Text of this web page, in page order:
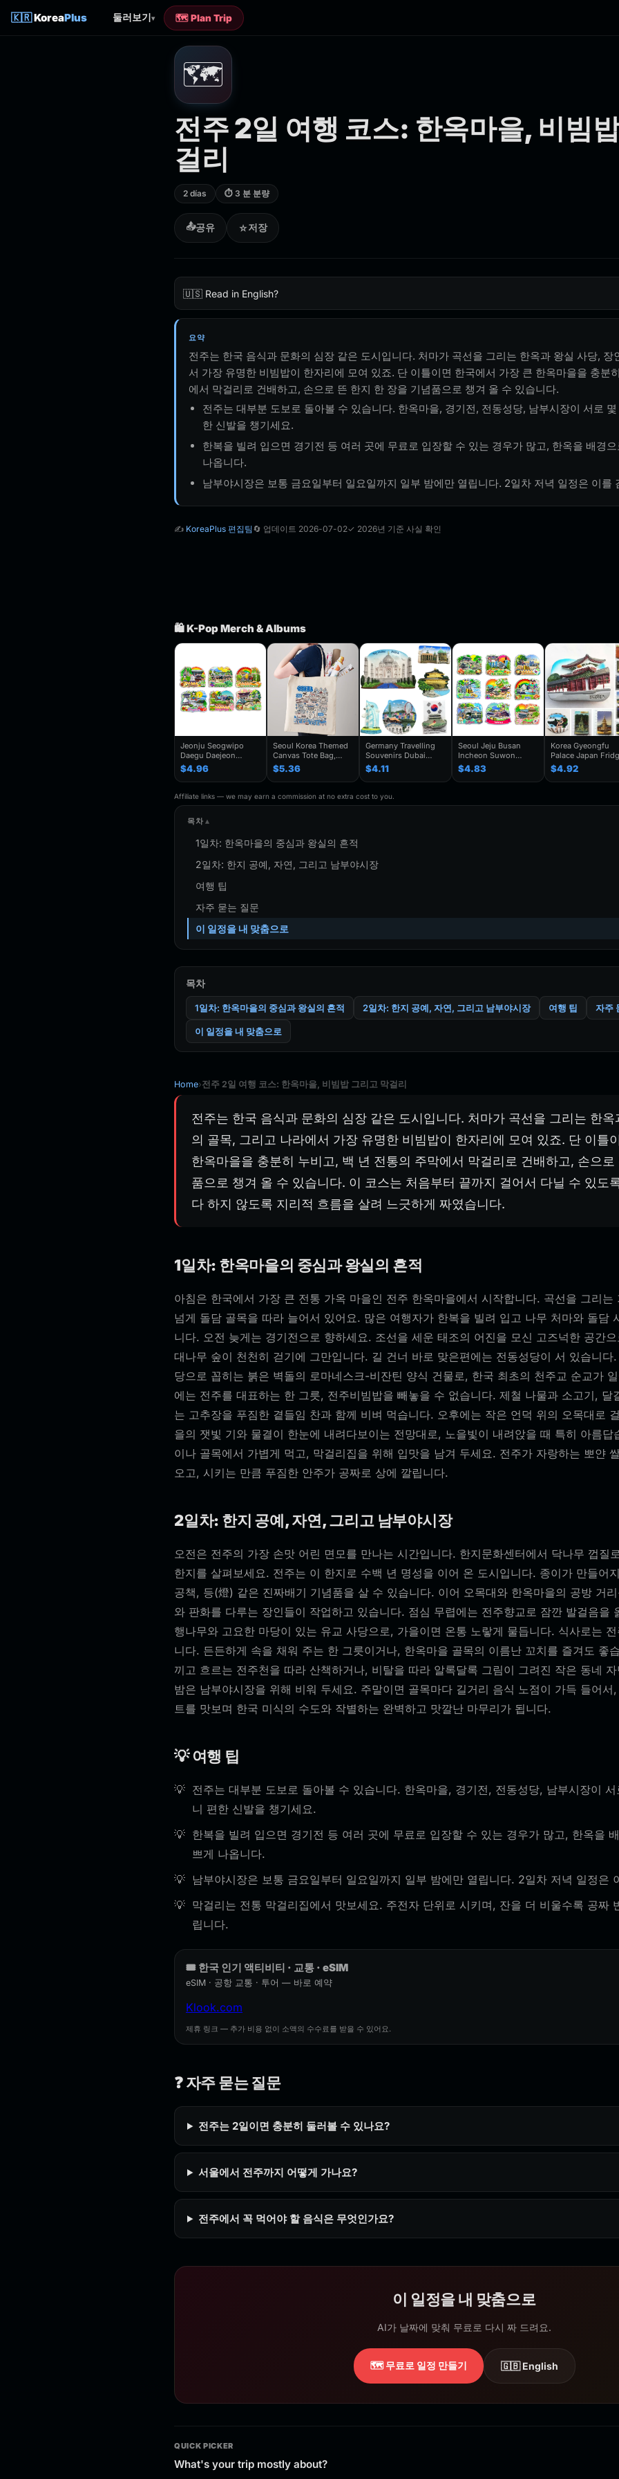
🇰🇷KoreaPlus 둘러보기▾ 🗺️ Plan Trip
🗺️
전주 2일 여행 코스: 한옥마을, 비빔
걸리
2 días ⏱ 3 분 분량
📤공유 ☆저장
🇺🇸 Read in English?
요약
전주는 한국 음식과 문화의 심장 같은 도시입니다. 처마가 곡선을 그리는 한옥과 왕실 사당, 장
서 가장 유명한 비빔밥이 한자리에 모여 있죠. 단 이틀이면 한국에서 가장 큰 한옥마을을 충분
에서 막걸리로 건배하고, 손으로 뜬 한지 한 장을 기념품으로 챙겨 올 수 있습니다.
전주는 대부분 도보로 돌아볼 수 있습니다. 한옥마을, 경기전, 전동성당, 남부시장이 서로
한 신발을 챙기세요.
한복을 빌려 입으면 경기전 등 여러 곳에 무료로 입장할 수 있는 경우가 많고, 한옥을 배경
나옵니다.
남부야시장은 보통 금요일부터 일요일까지 일부 밤에만 열립니다. 2일차 저녁 일정은 이를
✍️ KoreaPlus 편집팀🔄 업데이트 2026-07-02✓ 2026년 기준 사실 확인
🛍️ K-Pop Merch & Albums
Jeonju Seogwipo
Daegu Daejeon
Chuncheon Andong
South Korea Fridge
Magnet Travel
Souvenir Gift
Handmade Decorative
$4.96
Seoul Korea Themed
Canvas Tote Bag,
Seoul Souvenir Gift,
Seoul City Shoulder
Bag For
Traveler,Trendy
Folding Shoulder Bag
$5.36
Germany Travelling
Souvenirs Dubai
Kuwait Fridge
Stickers Japan
Shanghai Korea
Finland Mauritius
Fridge Magnets
$4.11
Seoul Jeju Busan
Incheon Suwon
Gyeongju South
Korea Fridge Magnet
Travel Souvenir Gift
Refrigerator Sticker
$4.83
Korea Gyeongfu
Palace Japan
Magnets Tourist
Souvenir
Magnetic Stickers
Travel Gifts
$4.92
Affiliate links — we may earn a commission at no extra cost to you.
목차
1일차: 한옥마을의 중심과 왕실의 흔적
2일차: 한지 공예, 자연, 그리고 남부야시장
여행 팁
자주 묻는 질문
이 일정을 내 맞춤으로
목차
1일차: 한옥마을의 중심과 왕실의 흔적 2일차: 한지 공예, 자연, 그리고 남부야시장 여행 팁 자주
이 일정을 내 맞춤으로
Home›전주 2일 여행 코스: 한옥마을, 비빔밥 그리고 막걸리
전주는 한국 음식과 문화의 심장 같은 도시입니다. 처마가 곡선을 그리는 한
의 골목, 그리고 나라에서 가장 유명한 비빔밥이 한자리에 모여 있죠. 단 이틀
한옥마을을 충분히 누비고, 백 년 전통의 주막에서 막걸리로 건배하고, 손으
품으로 챙겨 올 수 있습니다. 이 코스는 처음부터 끝까지 걸어서 다닐 수 있도
다 하지 않도록 지리적 흐름을 살려 느긋하게 짜였습니다.
1일차: 한옥마을의 중심과 왕실의 흔적
아침은 한국에서 가장 큰 전통 가옥 마을인 전주 한옥마을에서 시작합니다. 곡선을 그리
넘게 돌담 골목을 따라 늘어서 있어요. 많은 여행자가 한복을 빌려 입고 나무 처마와 돌담
니다. 오전 늦게는 경기전으로 향하세요. 조선을 세운 태조의 어진을 모신 고즈넉한 공간
대나무 숲이 천천히 걷기에 그만입니다. 길 건너 바로 맞은편에는 전동성당이 서 있습니다
당으로 꼽히는 붉은 벽돌의 로마네스크-비잔틴 양식 건물로, 한국 최초의 천주교 순교가
에는 전주를 대표하는 한 그릇, 전주비빔밥을 빼놓을 수 없습니다. 제철 나물과 소고기, 달
는 고추장을 푸짐한 곁들임 찬과 함께 비벼 먹습니다. 오후에는 작은 언덕 위의 오목대로
을의 잿빛 기와 물결이 한눈에 내려다보이는 전망대로, 노을빛이 내려앉을 때 특히 아름답
이나 골목에서 가볍게 먹고, 막걸리집을 위해 입맛을 남겨 두세요. 전주가 자랑하는 뽀얀
오고, 시키는 만큼 푸짐한 안주가 공짜로 상에 깔립니다.
2일차: 한지 공예, 자연, 그리고 남부야시장
오전은 전주의 가장 손맛 어린 면모를 만나는 시간입니다. 한지문화센터에서 닥나무 껍질
한지를 살펴보세요. 전주는 이 한지로 수백 년 명성을 이어 온 도시입니다. 종이가 만들어
공책, 등(燈) 같은 진짜배기 기념품을 살 수 있습니다. 이어 오목대와 한옥마을의 공방 거
와 판화를 다루는 장인들이 작업하고 있습니다. 점심 무렵에는 전주향교로 잠깐 발걸음을
행나무와 고요한 마당이 있는 유교 사당으로, 가을이면 온통 노랗게 물듭니다. 식사로는
니다. 든든하게 속을 채워 주는 한 그릇이거나, 한옥마을 골목의 이름난 꼬치를 즐겨도 좋
끼고 흐르는 전주천을 따라 산책하거나, 비탈을 따라 알록달록 그림이 그려진 작은 동네
밤은 남부야시장을 위해 비워 두세요. 주말이면 골목마다 길거리 음식 노점이 가득 들어서,
트를 맛보며 한국 미식의 수도와 작별하는 완벽하고 맛깔난 마무리가 됩니다.
💡 여행 팁
전주는 대부분 도보로 돌아볼 수 있습니다. 한옥마을, 경기전, 전동성당, 남부시장이
니 편한 신발을 챙기세요.
한복을 빌려 입으면 경기전 등 여러 곳에 무료로 입장할 수 있는 경우가 많고, 한옥을
쁘게 나옵니다.
남부야시장은 보통 금요일부터 일요일까지 일부 밤에만 열립니다. 2일차 저녁 일정은
막걸리는 전통 막걸리집에서 맛보세요. 주전자 단위로 시키며, 잔을 더 비울수록 공짜
립니다.
🎟️ 한국 인기 액티비티 · 교통 · eSIM
eSIM · 공항 교통 · 투어 — 바로 예약
Klook.com
제휴 링크 — 추가 비용 없이 소액의 수수료를 받을 수 있어요.
❓ 자주 묻는 질문
전주는 2일이면 충분히 둘러볼 수 있나요?
서울에서 전주까지 어떻게 가나요?
전주에서 꼭 먹어야 할 음식은 무엇인가요?
이 일정을 내 맞춤으로
AI가 날짜에 맞춰 무료로 다시 짜 드려요.
🗺️ 무료로 일정 만들기 🇬🇧 English
QUICK PICKER
What's your trip mostly about?